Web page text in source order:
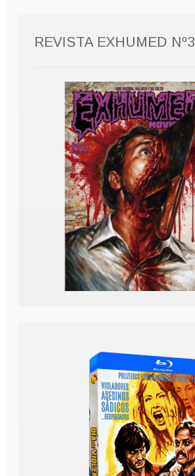
REVISTA EXHUMED Nº3